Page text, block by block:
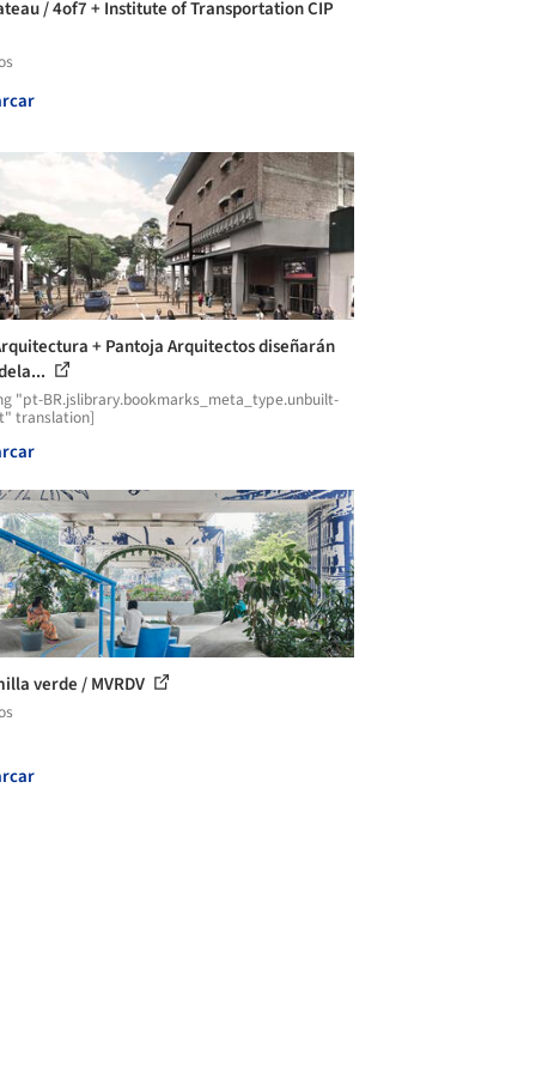
/ 4of7 + Institute of Transportation CIP
+ Pantoja Arquitectos diseñarán
"pt-BR.jslibrary.bookmarks_meta_type.unbuilt-
translation]
verde / MVRDV